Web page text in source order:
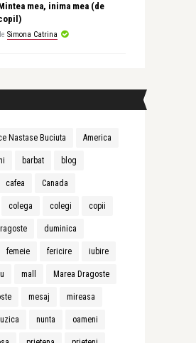
mea, inima mea (de
Simona Catrina
Nastase Buciuta America
barbat blog
cafea Canada
colega colegi copii
duminica
femeie fericire iubire
mall Marea Dragoste
mesaj mireasa
nunta oameni